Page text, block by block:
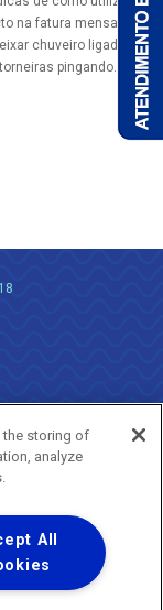
na fatura mensal,
chuveiro ligado
pingando.
Reservados.
the storing of
analyze
All